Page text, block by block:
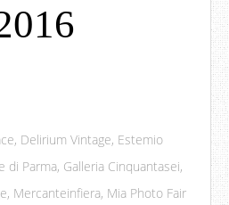
, Delirium Vintage, Estemio
di Parma, Galleria Cinquantasei,
, Mercanteinfiera, Mia Photo Fair